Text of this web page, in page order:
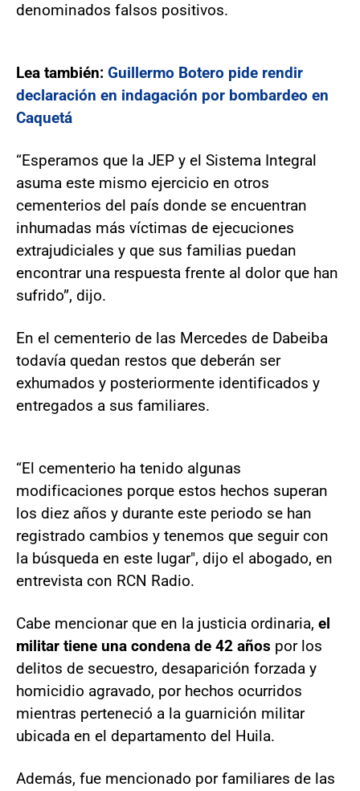
denominados falsos positivos.
Lea también: Guillermo Botero pide rendir
declaración en indagación por bombardeo en
Caquetá
“Esperamos que la JEP y el Sistema Integral
asuma este mismo ejercicio en otros
cementerios del país donde se encuentran
inhumadas más víctimas de ejecuciones
extrajudiciales y que sus familias puedan
encontrar una respuesta frente al dolor que han
sufrido”, dijo.
En el cementerio de las Mercedes de Dabeiba
todavía quedan restos que deberán ser
exhumados y posteriormente identificados y
entregados a sus familiares.
“El cementerio ha tenido algunas
modificaciones porque estos hechos superan
los diez años y durante este periodo se han
registrado cambios y tenemos que seguir con
la búsqueda en este lugar", dijo el abogado, en
entrevista con RCN Radio.
Cabe mencionar que en la justicia ordinaria, el
militar tiene una condena de 42 años por los
delitos de secuestro, desaparición forzada y
homicidio agravado, por hechos ocurridos
mientras perteneció a la guarnición militar
ubicada en el departamento del Huila.
Además, fue mencionado por familiares de las